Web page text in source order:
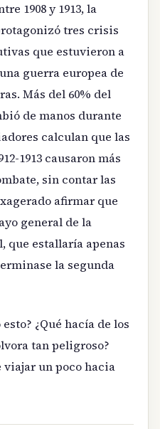
1908 y 1913, la
tres crisis
que estuvieron a
guerra europea de
Más del 60% del
de manos durante
calculan que las
1913 causaron más
sin contar las
afirmar que
general de la
que estallaría apenas
la segunda
¿Qué hacía de los
tan peligroso?
viajar un poco hacia